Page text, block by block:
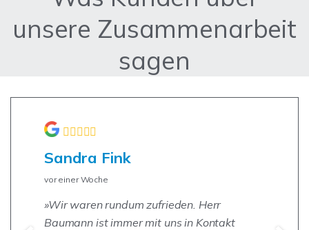
unsere Zusammenarbeit
sagen
Sandra Fink
vor einer Woche
Wir waren rundum zufrieden. Herr
Baumann ist immer mit uns in Kontakt